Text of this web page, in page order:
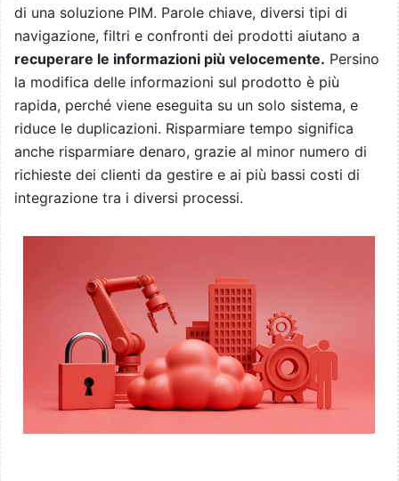
di una soluzione PIM. Parole chiave, diversi tipi di
navigazione, filtri e confronti dei prodotti aiutano a
recuperare le informazioni più velocemente. Persino
la modifica delle informazioni sul prodotto è più
rapida, perché viene eseguita su un solo sistema, e
riduce le duplicazioni. Risparmiare tempo significa
anche risparmiare denaro, grazie al minor numero di
richieste dei clienti da gestire e ai più bassi costi di
integrazione tra i diversi processi.